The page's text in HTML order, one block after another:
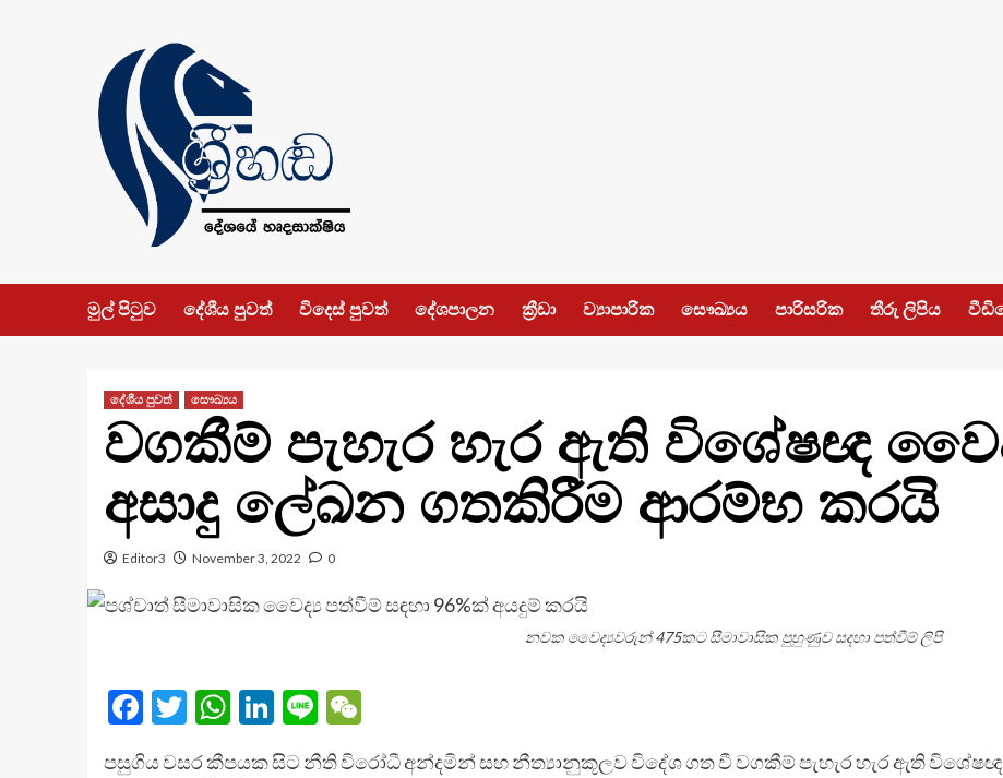
මුල් පිටුව දේශීය පුවත් විදෙස් පුවත් දේශපාලන ක්‍රීඩා ව්‍යාපාරික සෞඛ්‍යය පාරිසරික තීරු ලිපිය
දේශීය පුවත් සෞඛ්‍යය
වගකීම් පැහැර හැර ඇති විශේෂඥ
අසාදු ලේඛන ගතකිරීම ආරම්භ කරයි
Editor3 November 3, 2022 0
නවක වෛද්‍යවරුන් 475කට සීමාවාසික පුහුණුව සදහා පත්වීම් ලිපි
Facebook
Twitter
WhatsApp
LinkedIn
LineWeChat
පසුගිය වසර කීපයක සිට නීති විරෝධී අන්දමින් සහ නීත්‍යානුකූලව විදේශ ගත වී වගකීම් පැහැර හැර ඇති